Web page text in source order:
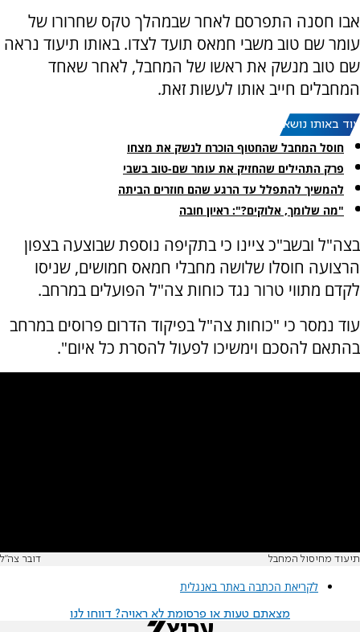
אבו חסנה התפרסם לאחר שבמהלך טקס שחרורו של
עומר שם טוב משבי חמאס תועד לצדו. באותו תיעוד נראה
שם טוב מנשק את ראשו של המחבל, לאחר שאחד
המחבלים חייב אותו לעשות זאת.
עוד באותו נושא:
חוסל המחבל שהחטוף הוכרח לנשק את מצחו
פרק התהילים שהחזיק את עומר שם-טוב בשבי
להמשיך להתפלל עד הרגע שהם חוזרים הביתה
"מה שלומך, אלוקים?": ראיון חובה
בצה"ל ובשב"כ ציינו כי בתקיפה נוספת שבוצעה בצפון
הרצועה חוסלו שלושה מחבלי חמאס חמושים, שניסו
לקדם מתווי טרור נגד כוחות צה"ל הפועלים במרחב.
עוד נמסר כי "כוחות צה"ל בפיקוד הדרום פרוסים במרחב
בהתאם להסכם וימשיכו לפעול להסרת כל איום".
תיעוד מחיסול המחבל דובר צה"ל
לקריאת הכתבה באתר באנגלית
מצאתם טעות או פרסומת לא ראויה? דווחו לנו